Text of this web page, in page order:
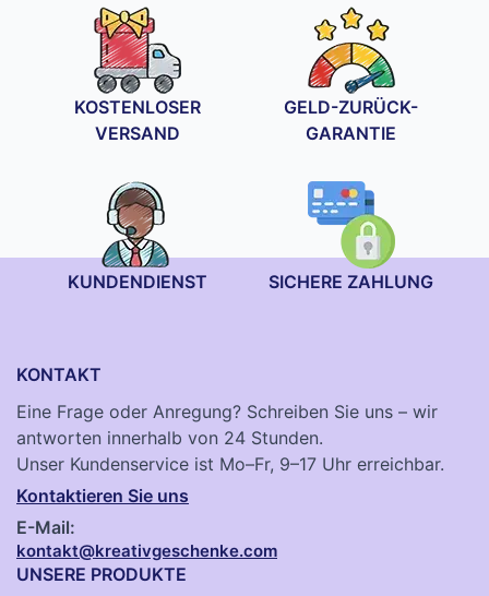
KOSTENLOSER
VERSAND
GELD-ZURÜCK-
GARANTIE
KUNDENDIENST SICHERE ZAHLUNG
KONTAKT
Eine Frage oder Anregung? Schreiben Sie uns – wir
antworten innerhalb von 24 Stunden.
Unser Kundenservice ist Mo–Fr, 9–17 Uhr erreichbar.
Kontaktieren Sie uns
E-Mail:
kontakt@kreativgeschenke.com
UNSERE PRODUKTE